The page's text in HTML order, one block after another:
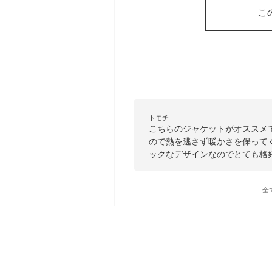
こ
トモチ
こちらのジャケットがオスス
ので熱を逃さず暖かさを保って
ックなデザインなのでとても格
全